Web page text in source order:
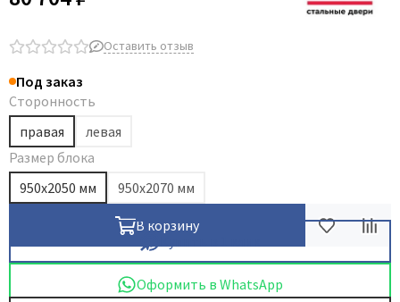
Оставить отзыв
Под заказ
Сторонность
правая
левая
Размер блока
950х2050 мм
950x2070 мм
В корзину
Оформить в WhatsApp